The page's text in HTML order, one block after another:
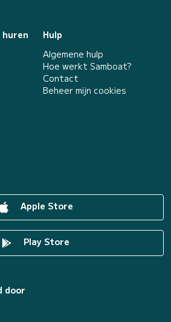
huren
Hulp
Algemene hulp
Hoe werkt Samboat?
Contact
Beheer mijn cookies
Apple Store
Play Store
door